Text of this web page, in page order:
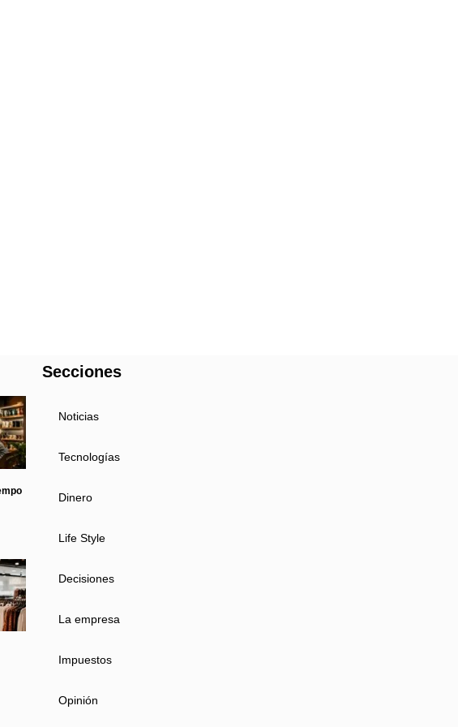
Secciones
Noticias
Tecnologías
Dinero
Life Style
Decisiones
La empresa
Impuestos
Opinión